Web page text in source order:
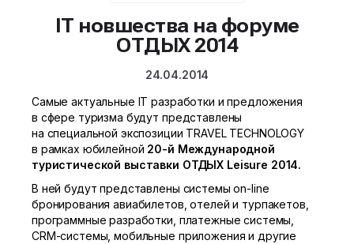
IT новшества на форуме
ОТДЫХ 2014
24.04.2014
Самые актуальные IT разработки и предложения
в сфере туризма будут представлены
на специальной экспозиции TRAVEL TECHNOLOGY
в рамках юбилейной 20-й Международной
туристической выставки ОТДЫХ Leisure 2014.
В ней будут представлены системы on-line
бронирования авиабилетов, отелей и турпакетов,
программные разработки, платежные системы,
CRM-системы, мобильные приложения и другие